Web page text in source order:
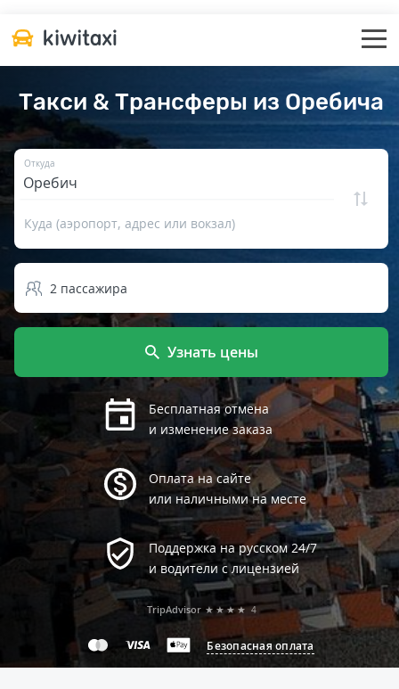
Такси & Трансферы из Оребича
Откуда
Куда (аэропорт, адрес или вокзал)
2 пассажира
Узнать цены
Бесплатная отмена
и изменение заказа
Оплата на сайте
или наличными на месте
Поддержка на русском 24/7
и водители с лицензией
Безопасная оплата
TripAdvisor ★★★★ 4